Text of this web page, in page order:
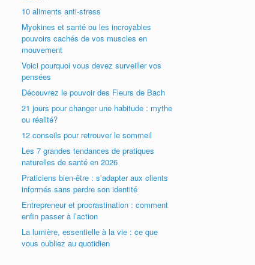
10 aliments anti-stress
Myokines et santé ou les incroyables
pouvoirs cachés de vos muscles en
mouvement
Voici pourquoi vous devez surveiller vos
pensées
Découvrez le pouvoir des Fleurs de Bach
21 jours pour changer une habitude : mythe
ou réalité?
12 conseils pour retrouver le sommeil
Les 7 grandes tendances de pratiques
naturelles de santé en 2026
Praticiens bien-être : s’adapter aux clients
informés sans perdre son identité
Entrepreneur et procrastination : comment
enfin passer à l’action
La lumière, essentielle à la vie : ce que
vous oubliez au quotidien